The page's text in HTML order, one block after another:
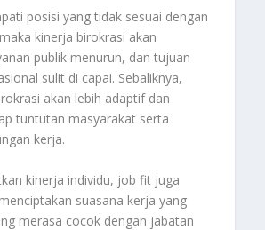
posisi yang tidak sesuai dengan
kinerja birokrasi akan
publik menurun, dan tujuan
sulit di capai. Sebaliknya,
akan lebih adaptif dan
tuntutan masyarakat serta
kerja.
kinerja individu, job fit juga
suasana kerja yang
merasa cocok dengan jabatan